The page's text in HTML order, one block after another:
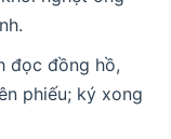
đọc đồng hồ,
phiếu; ký xong